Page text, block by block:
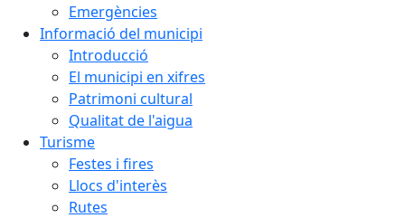
Emergències
Informació del municipi
Introducció
El municipi en xifres
Patrimoni cultural
Qualitat de l'aigua
Turisme
Festes i fires
Llocs d'interès
Rutes